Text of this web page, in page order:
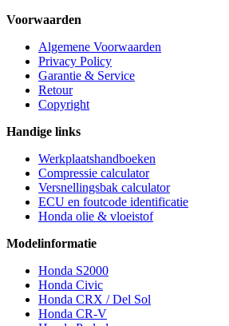
Voorwaarden
Algemene Voorwaarden
Privacy Policy
Garantie & Service
Retour
Copyright
Handige links
Werkplaatshandboeken
Compressie calculator
Versnellingsbak calculator
ECU en foutcode identificatie
Honda olie & vloeistof
Modelinformatie
Honda S2000
Honda Civic
Honda CRX / Del Sol
Honda CR-V